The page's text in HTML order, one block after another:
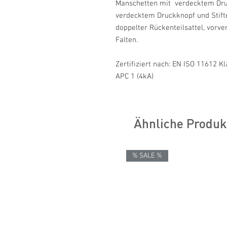
Manschetten mit verdecktem
verdecktem Druckknopf und
doppelter Rückenteilsattel,
Falten.
Zertifiziert nach: EN ISO 11612
APC 1 (4kA)
Ähnliche
% SALE %